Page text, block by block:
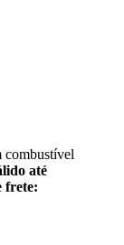
combustível
até
frete: